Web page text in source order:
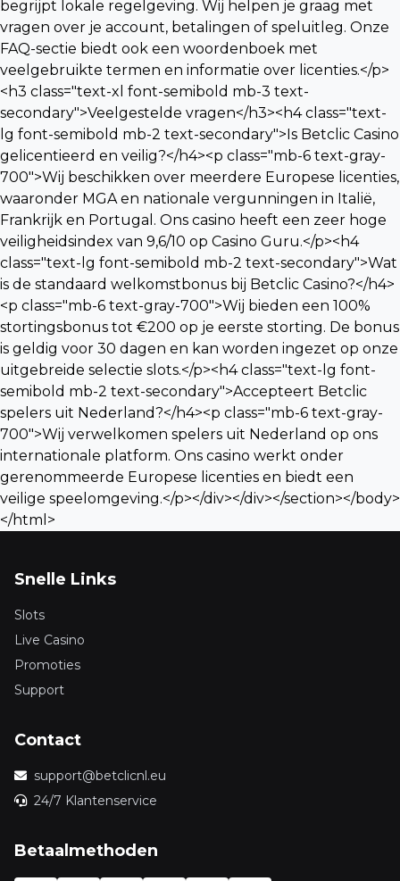
Snelle Links
Slots
Live Casino
Promoties
Support
Contact
support@betclicnl.eu
24/7 Klantenservice
Betaalmethoden